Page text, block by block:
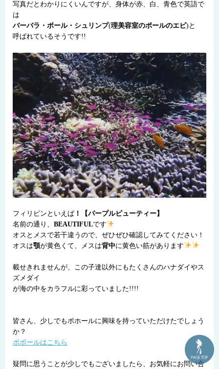
写真だとわかりにくいんですが、身体が赤、白、青色で英語で
は
バーバラ・ポール・シュリンプ(理美容室のポールのエビ)と
呼ばれているそうです!!
フィリピンといえば！【パープルビューティー】
名前の通り、BEAUTIFULです
オスとメスで若干違うので、ぜひぜひ確認してみてください！
オスは顎が黄色くて、メスは背中に黄色い筋があります
載せきれませんが、この子達以外にもたくさんのハナダイやス
ズメダイ
が海の中をカラフルに彩っていました!!!!
皆さん、少しでもボホールに興味を持っていただけたでしょう
か？
ボボールはこちら
疑問に思うことが少しでもございましたら、お気軽にお問い合